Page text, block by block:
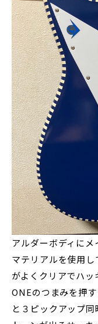
アルダーボディに
マテリアルを使用
がよくクリアでハ
ONEのつまみを押
と３ピックアップ